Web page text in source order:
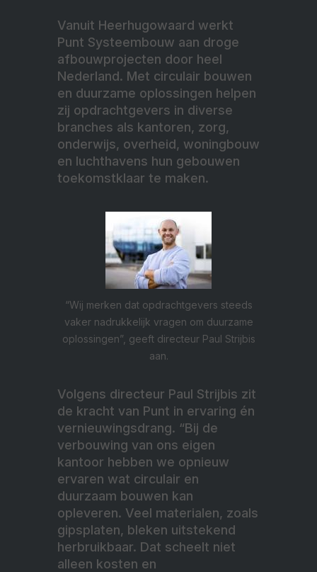
Vanuit Heerhugowaard werkt
Punt Systeembouw aan droge
afbouwprojecten door heel
Nederland. Met circulair bouwen
en duurzame oplossingen helpen
zij opdrachtgevers in diverse
branches als kantoren, zorg,
onderwijs, overheid, woningbouw
en luchthavens hun gebouwen
toekomstklaar te maken.
“Wij merken dat opdrachtgevers steeds
vaker nadrukkelijk vragen om duurzame
oplossingen”, geeft directeur Paul Strijbis
aan.
Volgens directeur Paul Strijbis zit
de kracht van Punt in ervaring én
vernieuwingsdrang. “Bij de
verbouwing van ons eigen
kantoor hebben we opnieuw
ervaren wat circulair en
duurzaam bouwen kan
opleveren. Veel materialen, zoals
gipsplaten, bleken uitstekend
herbruikbaar. Dat scheelt niet
alleen kosten en